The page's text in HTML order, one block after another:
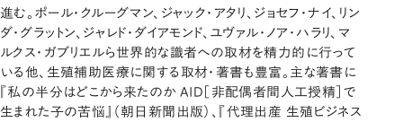
進む。ポール・クルーグマン、ジャック・アタリ、ジョセフ・ナイ、リン
ダ・グラットン、ジャレド・ダイアモンド、ユヴァル・ノア・ハラリ、マ
ルクス・ガブリエルら世界的な識者への取材を精力的に行って
いる他、生殖補助医療に関する取材・著書も豊富。主な著書に
『私の半分はどこから来たのか AID［非配偶者間人工授精］で
生まれた子の苦悩』（朝日新聞出版）、『代理出産 生殖ビジネス